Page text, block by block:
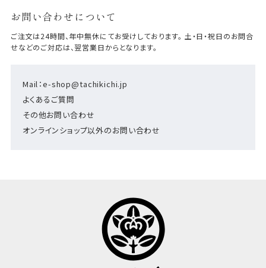
お問い合わせについて
Mail：e-shop@tachikichi.jp
よくあるご質問
その他お問い合わせ
オンラインショップ以外のお問い合わせ
ご注文は24時間、年中無休にてお受けしております。 土・日・祝日のお問合
せなどのご対応は、翌営業日からとなります。